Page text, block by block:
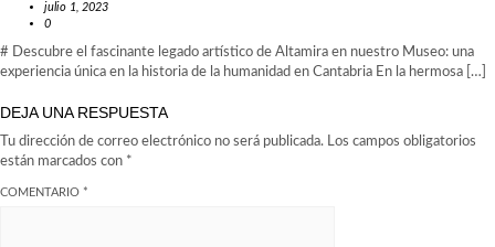
julio 1, 2023
0
# Descubre el fascinante legado artístico de Altamira en nuestro Museo: una
experiencia única en la historia de la humanidad en Cantabria En la hermosa […]
DEJA UNA RESPUESTA
Tu dirección de correo electrónico no será publicada. Los campos obligatorios
están marcados con *
COMENTARIO *